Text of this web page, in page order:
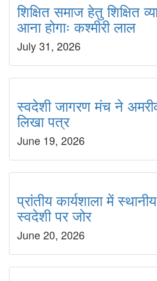
शिक्षित समाज हेतु शिक्षित
आना होगाः कश्मीरी लाल
July 31, 2026
स्वदेशी जागरण मंच ने
लिखा पत्र
June 19, 2026
प्रांतीय कार्यशाला में
स्वदेशी पर जोर
June 20, 2026